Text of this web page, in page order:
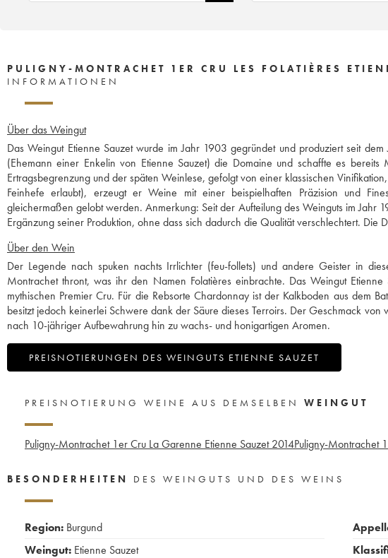
PULIGNY-MONTRACHET 1ER CRU LES FOLATIÈRES
INFORMATIONEN
Über das Weingut
Das Weingut Etienne Sauzet wurde im Jahr 1903 gegründet und produziert seit
(Ehemann einer Enkelin von Etienne Sauzet) die Domaine und schaffte es
Ertragsbegrenzung und der späten Weinlese, gefolgt von einer klassischen
Feinhefe erlaubt), erzeugt er Weine mit einer beispielhaften Präzision und
gleichermaßen gelobt werden. Anmerkung: Seit der Aufteilung des Weinguts im Jahr
Ergänzung seiner Produktion, ohne dass sich dadurch die Qualität verschlechtert.
Über den Wein
Der Legende nach spuken nachts Irrlichter (feu-follets) und andere Geister in
Montrachet thront, was ihr den Namen Folatières einbrachte. Das Weingut
mythischen Premier Cru. Für die Rebsorte Chardonnay ist der Kalkboden aus dem
besitzt jedoch keinerlei Schwere dank der Säure dieses Terroirs. Der Geschmack
nach 10-jähriger Aufbewahrung hin zu wachs- und honigartigen Aromen.
PREISNOTIERUNGEN DES WEINGUTS ETIENNE SAUZET
PREISNOTIERUNG WEINE AUS DEMSELBEN WEINGUT
Puligny-Montrachet 1er Cru La Garenne Etienne Sauzet 2014Puligny-Montrachet
BESONDERHEITEN DES WEINGUTS UND DES WEINS
Region: Burgund
Weingut: Etienne Sauzet